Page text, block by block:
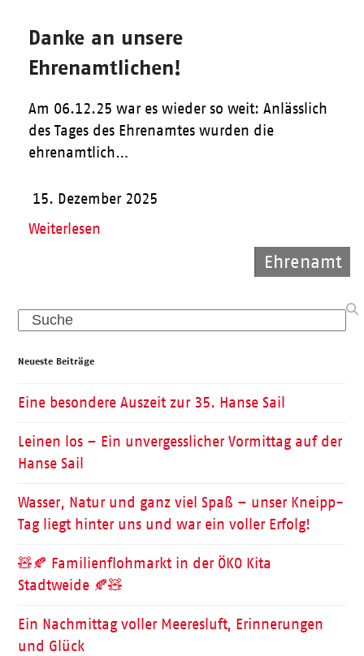
Allgemein
Allgemein
Ehrenamt
Danke an unsere
Ehrenamtlichen!
Am 06.12.25 war es wieder so weit: Anlässlich
des Tages des Ehrenamtes wurden die
ehrenamtlich…
15. Dezember 2025
Weiterlesen
Search
Neueste Beiträge
Eine besondere Auszeit zur 35. Hanse Sail
Leinen los – Ein unvergesslicher Vormittag auf der
Hanse Sail
Wasser, Natur und ganz viel Spaß – unser Kneipp-
Tag liegt hinter uns und war ein voller Erfolg!
🧸🍂 Familienflohmarkt in der ÖKO Kita
Stadtweide 🍂🧸
Ein Nachmittag voller Meeresluft, Erinnerungen
und Glück